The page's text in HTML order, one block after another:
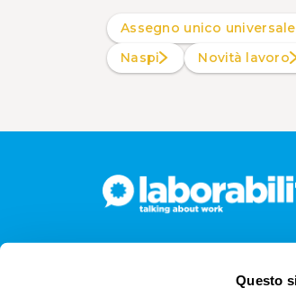
Questo
Assegno unico universale
Naspi
Novità lavoro